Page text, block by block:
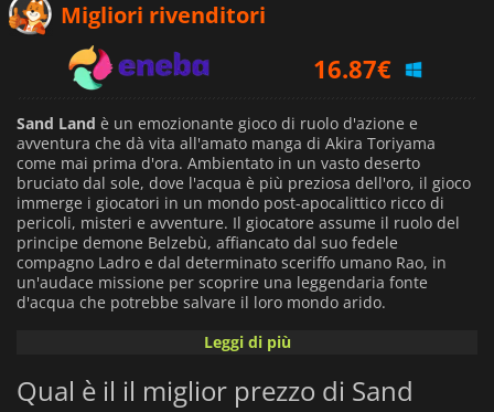
Migliori rivenditori
16.87€
19.79€
Sand Land è un emozionante gioco di ruolo d'azione e
avventura che dà vita all'amato manga di Akira Toriyama
come mai prima d'ora. Ambientato in un vasto deserto
bruciato dal sole, dove l'acqua è più preziosa dell'oro, il gioco
immerge i giocatori in un mondo post-apocalittico ricco di
pericoli, misteri e avventure. Il giocatore assume il ruolo del
principe demone Belzebù, affiancato dal suo fedele
compagno Ladro e dal determinato sceriffo umano Rao, in
un'audace missione per scoprire una leggendaria fonte
d'acqua che potrebbe salvare il loro mondo arido.
A differenza dei giochi lineari tradizionali,
canyon insidiosi a oasi segrete e vivaci insediamenti nel
deserto, ogni angolo della mappa è ricco di sorprese. I
Leggi di più
Qual è il il miglior prezzo di Sand